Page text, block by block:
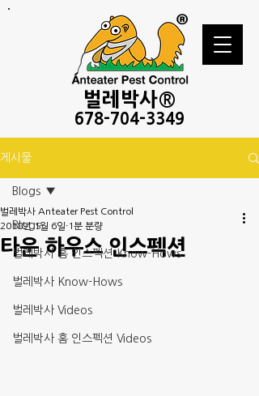
벌레 박사®
678-704-3349
게시물
Blogs
벌레박사 홈 인스펙션 Know-Hows
벌레박사 Know-Hows
벌레박사 Videos
벌레박사 홈 인스펙션 Videos
Blogs
타운 하우스 인스펙션
벌레박사 Anteater Pest Control
2018년 1월 6일 1분 분량